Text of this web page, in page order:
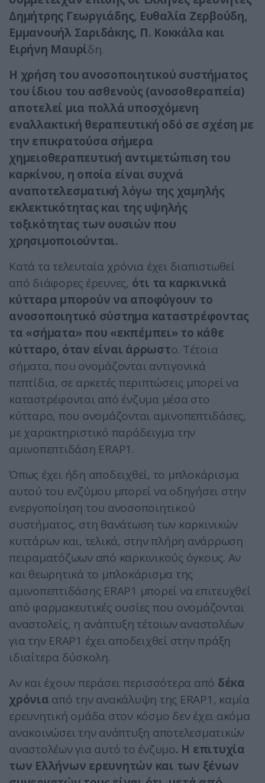
Δημήτρης Γεωργιάδης, Ευθαλία Ζερβούδη,
Εμμανουήλ Σαριδάκης, Π. Κοκκάλα και
Ειρήνη Μαυρίδη.
Η χρήση του ανοσοποιητικού συστήματος
του ίδιου του ασθενούς (ανοσοθεραπεία)
αποτελεί μια πολλά υποσχόμενη
εναλλακτική θεραπευτική οδό σε σχέση με
την επικρατούσα σήμερα
χημειοθεραπευτική αντιμετώπιση του
καρκίνου, η οποία είναι συχνά
αναποτελεσματική λόγω της χαμηλής
εκλεκτικότητας και της υψηλής
τοξικότητας των ουσιών που
χρησιμοποιούνται.
Κατά τα τελευταία χρόνια έχει διαπιστωθεί
από διάφορες έρευνες, ότι τα καρκινικά
κύτταρα μπορούν να αποφύγουν το
ανοσοποιητικό σύστημα καταστρέφοντας
τα «σήματα» που «εκπέμπει» το κάθε
κύτταρο, όταν είναι άρρωστο. Τέτοια
σήματα, που ονομάζονται αντιγονικά
πεπτίδια, σε αρκετές περιπτώσεις μπορεί να
καταστρέφονται από ένζυμα μέσα στο
κύτταρο, που ονομάζονται αμινοπεπτιδάσες,
με χαρακτηριστικό παράδειγμα την
αμινοπεπτιδάση ERAP1.
Όπως έχει ήδη αποδειχθεί, το μπλοκάρισμα
αυτού του ενζύμου μπορεί να οδηγήσει στην
ενεργοποίηση του ανοσοποιητικού
συστήματος, στη θανάτωση των καρκινικών
κυττάρων και, τελικά, στην πλήρη ανάρρωση
πειραματόζωων από καρκινικούς όγκους. Αν
και θεωρητικά το μπλοκάρισμα της
αμινοπεπτιδάσης ERAP1 μπορεί να επιτευχθεί
από φαρμακευτικές ουσίες που ονομάζονται
αναστολείς, η ανάπτυξη τέτοιων αναστολέων
για την ERAP1 έχει αποδειχθεί στην πράξη
ιδιαίτερα δύσκολη.
Αν και έχουν περάσει περισσότερα από δέκα
χρόνια από την ανακάλυψη της ERAP1, καμία
ερευνητική ομάδα στον κόσμο δεν έχει ακόμα
ανακοινώσει την ανάπτυξη αποτελεσματικών
αναστολέων για αυτό το ένζυμο. Η επιτυχία
των Ελλήνων ερευνητών και των ξένων